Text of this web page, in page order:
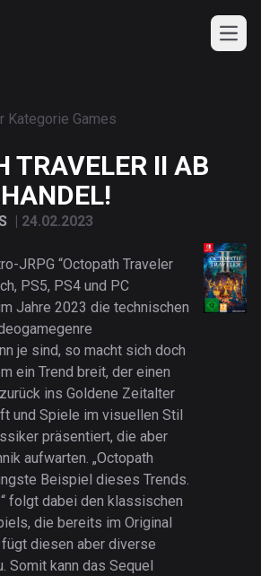
Kategorie Games
TRAVELER II AB
24.02.2023
JRPG “Octopath Traveler
PS5, PS4 und PC
Jahre 2023 die technischen
je sind, so macht sich doch
ein Trend breit, der einen
ins Goldene Zeitalter
und Spiele im visuellen Stil
präsentiert, die aber
aufwarten. „Octopath
Beispiel dieses Trends.
folgt dabei den klassischen
die bereits im Original
diesen aber diverse
Somit kann das Sequel